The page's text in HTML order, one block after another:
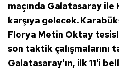
maçında Galatasaray ile
karşıya gelecek.
Florya Metin Oktay
son taktik çalışmalarını
Galatasaray'ın, ilk 11'i